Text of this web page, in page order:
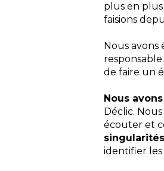
plus en
faisions
Nous avons
de faire un
Nous
Déclic.
écouter et
identifier les